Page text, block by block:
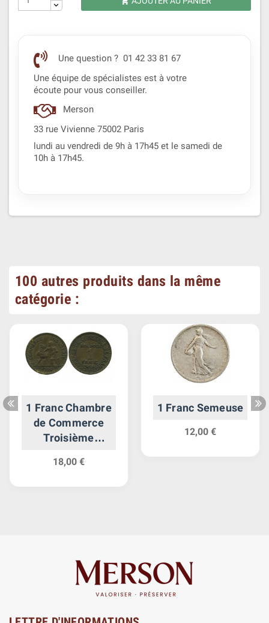
Une question ? 01 42 33 81 67
Une équipe de spécialistes est à votre
écoute pour vous conseiller.
Merson
33 rue Vivienne 75002 Paris
lundi au vendredi de 9h à 17h45 et le samedi de
10h à 17h45.
100 autres produits dans la même
catégorie :
1 Franc Chambre
de Commerce
Troisième
18,00 €
1 Franc Semeuse
12,00 €